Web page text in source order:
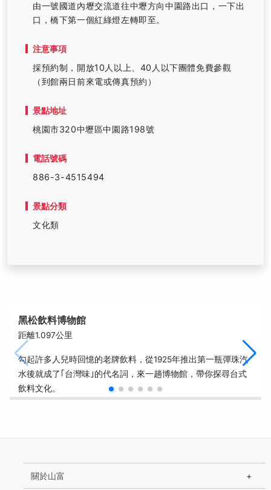
由一號國道內壢交流道往中壢方向中園路出口，一下出
口，橋下第一個紅綠燈左轉即至。
注意事項
採預約制，開放10人以上、40人以下團體免費參觀
（到館兩日前來電或傳真預約）
景點地址
桃園市320中壢區中園路198號
電話號碼
886-3-4515494
景點分類
文化類
黑松飲料博物館
距離1.097公里
勾起許多人兒時回憶的老牌飲料，從1925年推出第一瓶彈珠汽
水後就成了｢台灣味｣的代名詞，來一趟博物館，帶你探尋台式
飲料文化。
關於山富